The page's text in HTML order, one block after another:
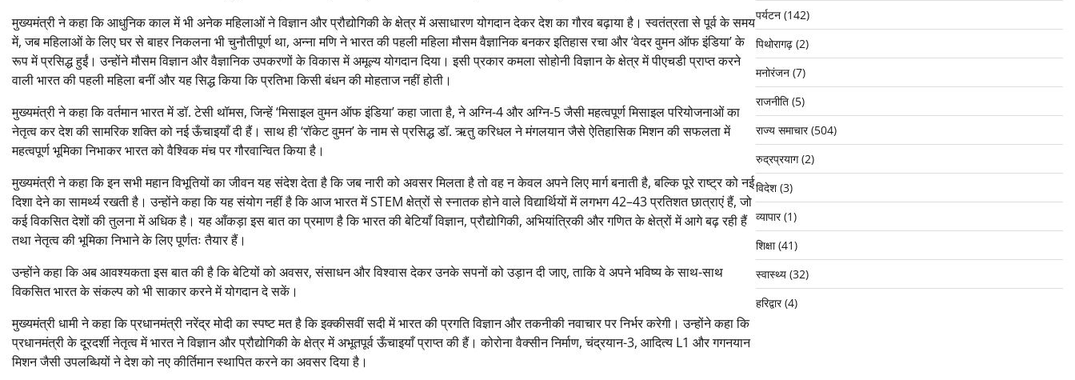
मुख्यमंत्री ने कहा कि आधुनिक काल में भी अनेक महिलाओं ने विज्ञान और प्रौद्योगिकी के क्षेत्र में असाधारण योगदान देकर देश का गौरव बढ़ाया है। स्वतंत्रता से पूर्व के समय
में, जब महिलाओं के लिए घर से बाहर निकलना भी चुनौतीपूर्ण था, अन्ना मणि ने भारत की पहली महिला मौसम वैज्ञानिक बनकर इतिहास रचा और ‘वेदर वुमन ऑफ इंडिया’ के
रूप में प्रसिद्ध हुईं। उन्होंने मौसम विज्ञान और वैज्ञानिक उपकरणों के विकास में अमूल्य योगदान दिया। इसी प्रकार कमला सोहोनी विज्ञान के क्षेत्र में पीएचडी प्राप्त करने
वाली भारत की पहली महिला बनीं और यह सिद्ध किया कि प्रतिभा किसी बंधन की मोहताज नहीं होती।
मुख्यमंत्री ने कहा कि वर्तमान भारत में डॉ. टेसी थॉमस, जिन्हें ‘मिसाइल वुमन ऑफ इंडिया’ कहा जाता है, ने अग्नि-4 और अग्नि-5 जैसी महत्वपूर्ण मिसाइल परियोजनाओं का
नेतृत्व कर देश की सामरिक शक्ति को नई ऊँचाइयाँ दी हैं। साथ ही ‘रॉकेट वुमन’ के नाम से प्रसिद्ध डॉ. ऋतु करिधल ने मंगलयान जैसे ऐतिहासिक मिशन की सफलता में
महत्वपूर्ण भूमिका निभाकर भारत को वैश्विक मंच पर गौरवान्वित किया है।
मुख्यमंत्री ने कहा कि इन सभी महान विभूतियों का जीवन यह संदेश देता है कि जब नारी को अवसर मिलता है तो वह न केवल अपने लिए मार्ग बनाती है, बल्कि पूरे राष्ट्र को नई
दिशा देने का सामर्थ्य रखती है। उन्होंने कहा कि यह संयोग नहीं है कि आज भारत में STEM क्षेत्रों से स्नातक होने वाले विद्यार्थियों में लगभग 42–43 प्रतिशत छात्राएं हैं, जो
कई विकसित देशों की तुलना में अधिक है। यह आँकड़ा इस बात का प्रमाण है कि भारत की बेटियाँ विज्ञान, प्रौद्योगिकी, अभियांत्रिकी और गणित के क्षेत्रों में आगे बढ़ रही हैं
तथा नेतृत्व की भूमिका निभाने के लिए पूर्णतः तैयार हैं।
उन्होंने कहा कि अब आवश्यकता इस बात की है कि बेटियों को अवसर, संसाधन और विश्वास देकर उनके सपनों को उड़ान दी जाए, ताकि वे अपने भविष्य के साथ-साथ
विकसित भारत के संकल्प को भी साकार करने में योगदान दे सकें।
मुख्यमंत्री धामी ने कहा कि प्रधानमंत्री नरेंद्र मोदी का स्पष्ट मत है कि इक्कीसवीं सदी में भारत की प्रगति विज्ञान और तकनीकी नवाचार पर निर्भर करेगी। उन्होंने कहा कि
प्रधानमंत्री के दूरदर्शी नेतृत्व में भारत ने विज्ञान और प्रौद्योगिकी के क्षेत्र में अभूतपूर्व ऊँचाइयाँ प्राप्त की हैं। कोरोना वैक्सीन निर्माण, चंद्रयान-3, आदित्य L1 और गगनयान
मिशन जैसी उपलब्धियों ने देश को नए कीर्तिमान स्थापित करने का अवसर दिया है।
पर्यटन(142)
पिथोरागढ़(2)
मनोरंजन(7)
राजनीति(5)
राज्य समाचार(504)
रुद्रप्रयाग(2)
विदेश(3)
व्यापार(1)
शिक्षा(41)
स्वास्थ्य(32)
हरिद्वार(4)